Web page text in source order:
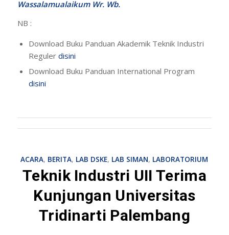
Wassalamualaikum Wr. Wb.
NB :
Download Buku Panduan Akademik Teknik Industri
Reguler disini
Download Buku Panduan International Program
disini
ACARA, BERITA, LAB DSKE, LAB SIMAN, LABORATORIUM
Teknik Industri UII Terima
Kunjungan Universitas
Tridinarti Palembang